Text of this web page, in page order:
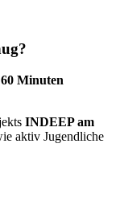
60 Minuten
INDEEP am
aktiv Jugendliche